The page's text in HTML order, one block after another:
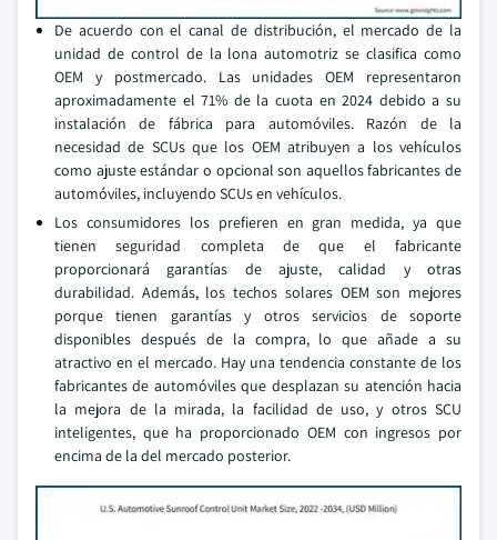
De acuerdo con el canal de distribución, el mercado de la
unidad de control de la lona automotriz se clasifica como
OEM y postmercado. Las unidades OEM representaron
aproximadamente el 71% de la cuota en 2024 debido a su
instalación de fábrica para automóviles. Razón de la
necesidad de SCUs que los OEM atribuyen a los vehículos
como ajuste estándar o opcional son aquellos fabricantes de
automóviles, incluyendo SCUs en vehículos.
Los consumidores los prefieren en gran medida, ya que
tienen seguridad completa de que el fabricante
proporcionará garantías de ajuste, calidad y otras
durabilidad. Además, los techos solares OEM son mejores
porque tienen garantías y otros servicios de soporte
disponibles después de la compra, lo que añade a su
atractivo en el mercado. Hay una tendencia constante de los
fabricantes de automóviles que desplazan su atención hacia
la mejora de la mirada, la facilidad de uso, y otros SCU
inteligentes, que ha proporcionado OEM con ingresos por
encima de la del mercado posterior.